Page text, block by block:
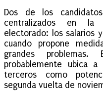
Dos de los
centralizados en la
electorado: los salarios
cuando propone
grandes
probablemente ubica
terceros como
segunda vuelta de